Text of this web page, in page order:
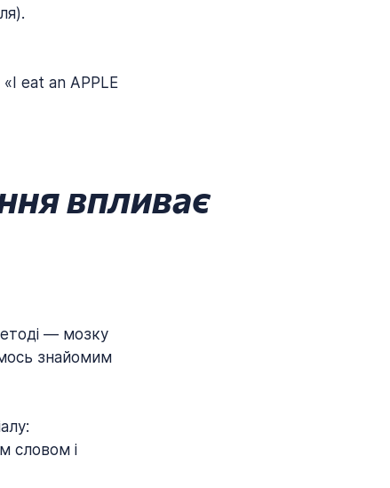
eat an APPLE
впливає
— мозку
знайомим
словом і